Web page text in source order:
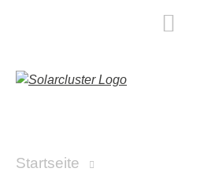
Startseite